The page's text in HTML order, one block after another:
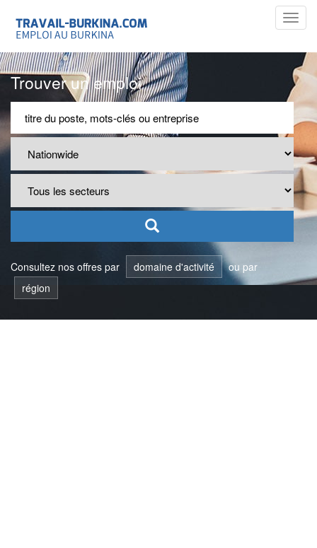
Trouver un emploi
Consultez nos offres par domaine d'activité
ou par
région